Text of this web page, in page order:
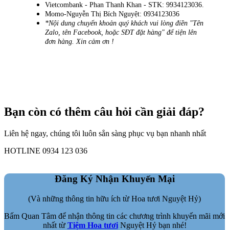
Vietcombank - Phan Thanh Khan - STK: 9934123036.
Momo-Nguyễn Thị Bích Nguyệt: 0934123036
*Nội dung chuyển khoản quý khách vui lòng điền "Tên
Zalo, tên Facebook, hoặc SĐT đặt hàng" để tiện lên
đơn hàng. Xin cảm ơn !
Bạn còn có thêm câu hỏi cần giải đáp?
Liên hệ ngay, chúng tôi luôn sẳn sàng phục vụ bạn nhanh nhất
HOTLINE 0934 123 036
Đăng Ký Nhận Khuyến Mại
(Và những thông tin hữu ích từ Hoa tươi Nguyệt Hỷ)
Bấm Quan Tâm để nhận thông tin các chương trình khuyến mãi mới
nhất từ Tiệm Hoa tươiNguyệt Hỷ bạn nhé!